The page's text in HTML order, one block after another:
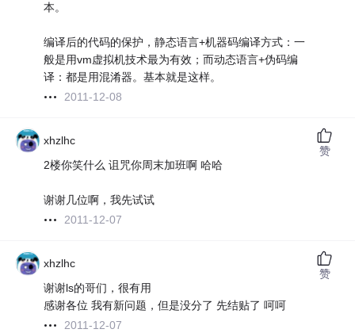
本。
编译后的代码的保护，静态语言+机器码编译方式：一
般是用vm虚拟机技术最为有效；而动态语言+伪码编
译：都是用混淆器。基本就是这样。
2011-12-08
xhzlhc
2楼你笑什么 诅咒你周末加班啊 哈哈
谢谢几位啊，我先试试
2011-12-07
赞
xhzlhc
谢谢ls的哥们，很有用
感谢各位 我有新问题，但是没分了 先结贴了 呵呵
2011-12-07
赞